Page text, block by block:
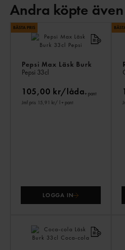
Andra köpte även
Pepsi Max Läsk Burk
Pepsi 33cl
105,00 kr/låda+ pant
Jmf.pris 15,91 kr/ l + pant
LOGGA IN